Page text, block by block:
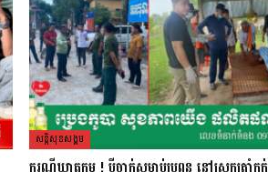
សន្តិសុខសង្គម